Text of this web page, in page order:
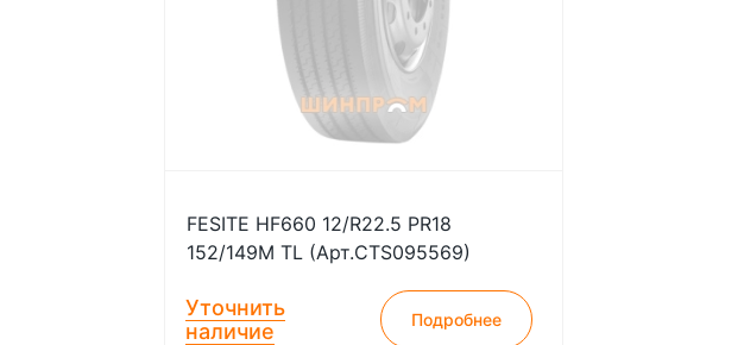
FESITE HF660 12/R22.5 PR18
152/149M TL (Арт.CTS095569)
Уточнить
наличие
Подробнее